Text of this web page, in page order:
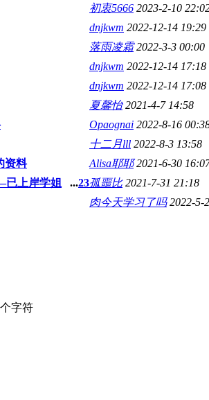
初衷5666 2023-2-10
dnjkwm 2022-12-14 19:29
落雨凌霜 2022-3-3 00:00
dnjkwm 2022-12-14 17:18
dnjkwm 2022-12-14 17:08
夏馨怡 2021-4-7 14:58
Opaognai 2022-8-16
十二月lll 2022-8-3 13:58
资料 Alisa耶耶 2021-6-30
上岸学姐 ...23孤噩比 2021-7-31 21:18
肉今天学习了吗 2022-5-
个字符